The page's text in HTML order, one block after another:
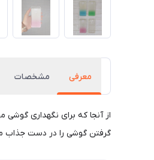
معرفی مشخصات
از آنجا که برای نگهداری
گرفتن گوشی را در دست جذاب